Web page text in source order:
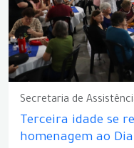
Secretaria de
Terceira idade se
homenagem ao